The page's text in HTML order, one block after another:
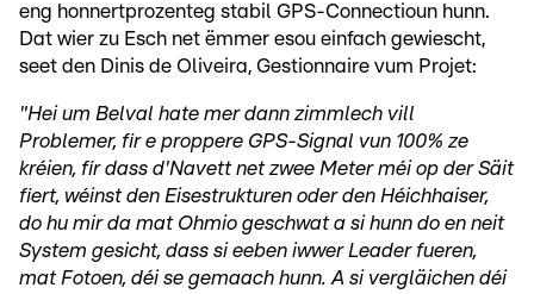
eng honnertprozenteg stabil GPS-Connectioun hunn.
Dat wier zu Esch net ëmmer esou einfach gewiescht,
seet den Dinis de Oliveira, Gestionnaire vum Projet:
"Hei um Belval hate mer dann zimmlech vill
Problemer, fir e proppere GPS-Signal vun 100% ze
kréien, fir dass d'Navett net zwee Meter méi op der Säit
fiert, wéinst den Eisestrukturen oder den Héichhaiser,
do hu mir da mat Ohmio geschwat a si hunn do en neit
System gesicht, dass si eeben iwwer Leader fueren,
mat Fotoen, déi se gemaach hunn. A si vergläichen déi